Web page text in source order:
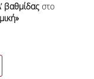
ΑΛΛΑ
βαθμίδας στο